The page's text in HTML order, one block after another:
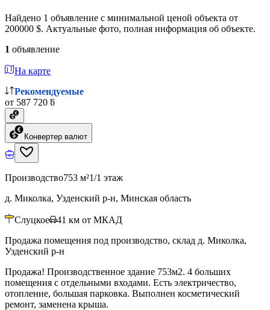
Найдено 1 объявление с минимальной ценой объекта от
200000 $. Актуальные фото, полная информация об объекте.
1 объявление
На карте
Рекомендуемые
от 587 720 ƃ
Конвертер валют
Производство753 м²1/1 этаж
д. Миколка, Узденский р-н, Минская область
Слуцкое 41 км от МКАД
Продажа помещения под производство, склад д. Миколка,
Узденский р-н
Продажа! Производственное здание 753м2. 4 больших
помещения с отдельными входами. Есть электричество,
отопление, большая парковка. Выполнен косметический
ремонт, заменена крыша.